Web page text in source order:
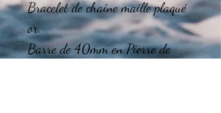
Bracelet de chaine maille plaqué
or.
Barre de 40mm en Pierre de